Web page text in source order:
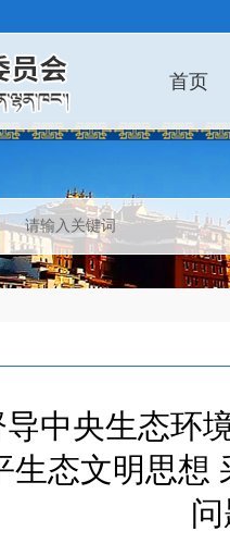
首页
中央生态环
生态文明思想